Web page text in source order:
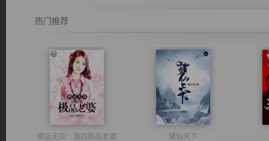
热门推荐
桃运无双：我的极品老婆 诸仙天下